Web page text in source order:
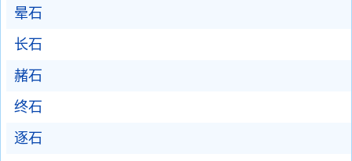
晕石
长石
赭石
终石
逐石